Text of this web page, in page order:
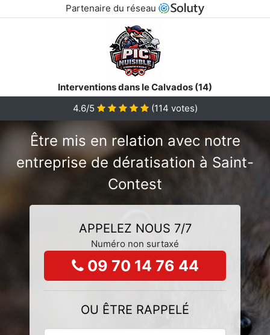
Partenaire du réseau
Interventions dans le Calvados (14)
4.6/5
(114 votes)
Être mis en relation avec notre
entreprise de dératisation à Saint-
Contest
APPELEZ NOUS 7/7
Numéro non surtaxé
09 70 14 76 44
OU ÊTRE RAPPELÉ